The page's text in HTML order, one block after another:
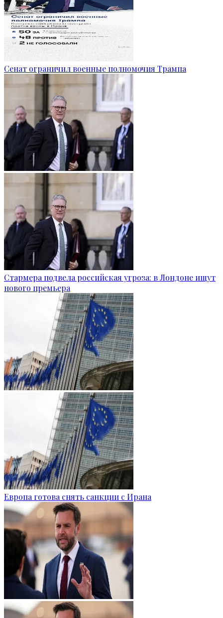
Сенат ограничил военные полномочия Трампа
Стармера подвела российская угроза: в Лондоне ищут
нового премьера
Европа готова снять санкции с Ирана